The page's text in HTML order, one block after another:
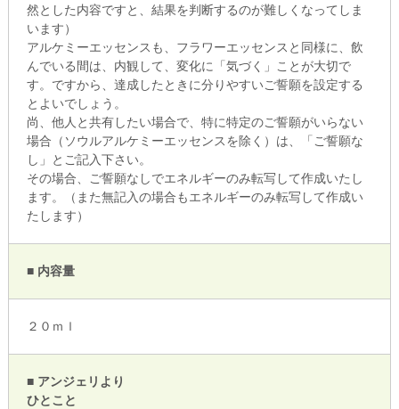
然とした内容ですと、結果を判断するのが難しくなってしま
います）
アルケミーエッセンスも、フラワーエッセンスと同様に、飲
んでいる間は、内観して、変化に「気づく」ことが大切で
す。ですから、達成したときに分りやすいご誓願を設定する
とよいでしょう。
尚、他人と共有したい場合で、特に特定のご誓願がいらない
場合（ソウルアルケミーエッセンスを除く）は、「ご誓願な
し」とご記入下さい。
その場合、ご誓願なしでエネルギーのみ転写して作成いたし
ます。（また無記入の場合もエネルギーのみ転写して作成い
たします）
■ 内容量
２０ｍｌ
■ アンジェリより
ひとこと